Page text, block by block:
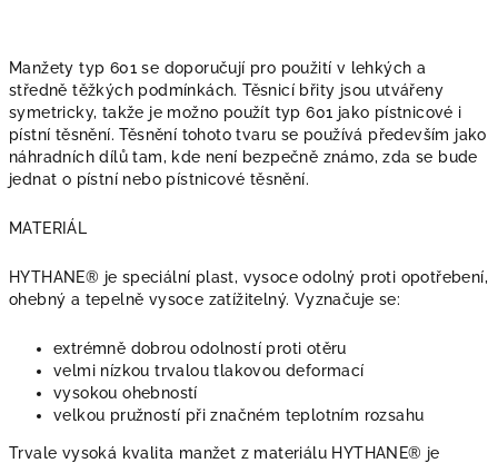
Manžety typ 601 se doporučují pro použití v lehkých a
středně těžkých podmínkách. Těsnicí břity jsou utvářeny
symetricky, takže je možno použít typ 601 jako pístnicové i
pístní těsnění. Těsnění tohoto tvaru se používá především jako
náhradních dílů tam, kde není bezpečně známo, zda se bude
jednat o pístní nebo pístnicové těsnění.
MATERIÁL
HYTHANE® je speciální plast, vysoce odolný proti opotřebení,
ohebný a tepelně vysoce zatížitelný. Vyznačuje se:
extrémně dobrou odolností proti otěru
velmi nízkou trvalou tlakovou deformací
vysokou ohebností
velkou pružností při značném teplotním rozsahu
Trvale vysoká kvalita manžet z materiálu HYTHANE® je